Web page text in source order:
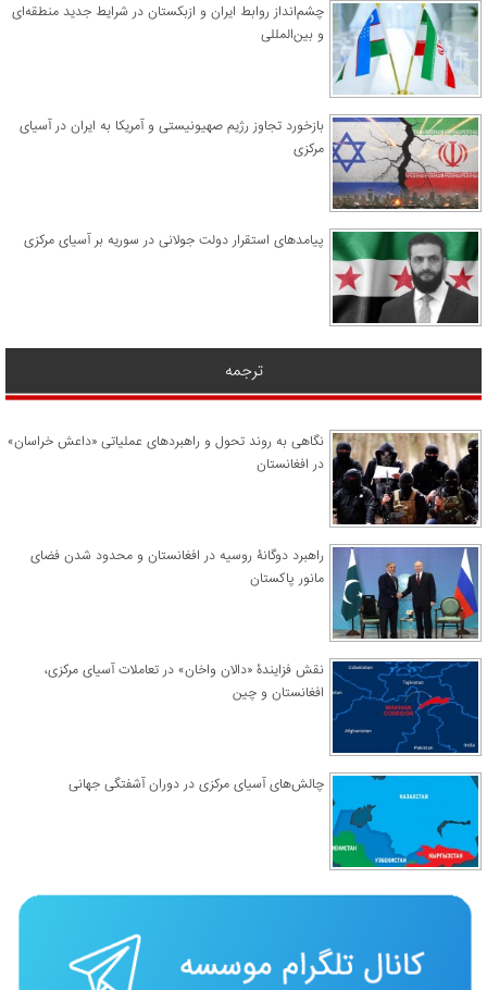
چشم‌انداز روابط ایران و ازبکستان در شرایط جدید منطقه‌ای
و بین‌المللی
​بازخورد تجاوز رژیم صهیونیستی و آمریکا به ایران در آسیای
مرکزی
پیامدهای استقرار دولت جولانی در سوریه بر آسیای مرکزی
ترجمه
نگاهی به روند تحول و راهبردهای عملیاتی «داعش خراسان»
در افغانستان
راهبرد دوگانۀ روسیه در افغانستان و محدود شدن فضای
مانور پاکستان
نقش فزایندۀ «دالان واخان» در تعاملات آسیای مرکزی،
افغانستان و چین
چالش‌های آسیای مرکزی در دوران آشفتگی جهانی